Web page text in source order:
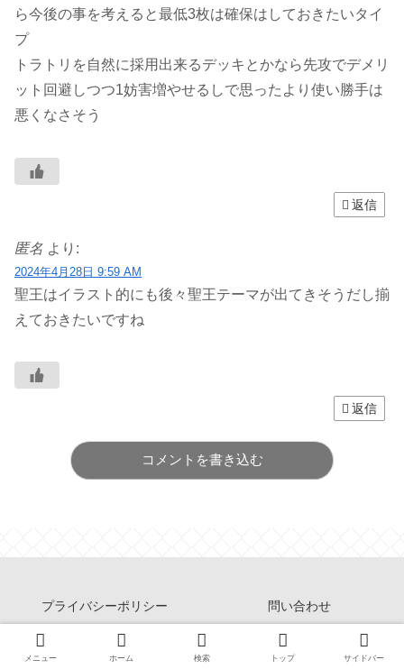
ら今後の事を考えると最低3枚は確保はしておきたいタイ
プ
トラトリを自然に採用出来るデッキとかなら先攻でデメリ
ット回避しつつ1妨害増やせるしで思ったより使い勝手は
悪くなさそう
返信
匿名 より:
2024年4月28日 9:59 AM
聖王はイラスト的にも後々聖王テーマが出てきそうだし揃
えておきたいですね
返信
コメントを書き込む
プライバシーポリシー
問い合わせ
遊戯王の軌跡について
Copyright © 2014-2026 遊戯王の軌跡 All Rights Reserved.
メニュー ホーム 検索 トップ サイドバー